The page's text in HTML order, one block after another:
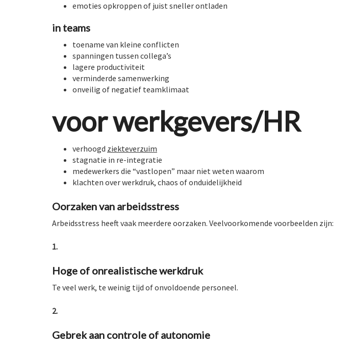
emoties opkroppen of juist sneller ontladen
in teams
toename van kleine conflicten
spanningen tussen collega’s
lagere productiviteit
verminderde samenwerking
onveilig of negatief teamklimaat
voor werkgevers/HR
verhoogd ziekteverzuim
stagnatie in re-integratie
medewerkers die “vastlopen” maar niet weten waarom
klachten over werkdruk, chaos of onduidelijkheid
Oorzaken van arbeidsstress
Arbeidsstress heeft vaak meerdere oorzaken. Veelvoorkomende voorbeelden zijn:
1.
Hoge of onrealistische werkdruk
Te veel werk, te weinig tijd of onvoldoende personeel.
2.
Gebrek aan controle of autonomie